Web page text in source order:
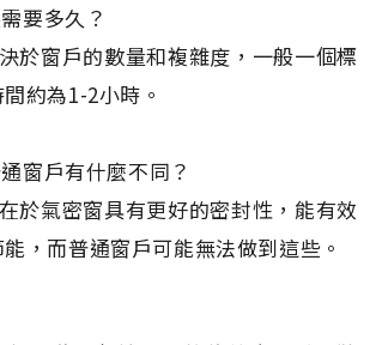
要多久？
於窗戶的數量和複雜度，一般一個標
約為1-2小時。
窗戶有什麼不同？
於氣密窗具有更好的密封性，能有效
，而普通窗戶可能無法做到這些。